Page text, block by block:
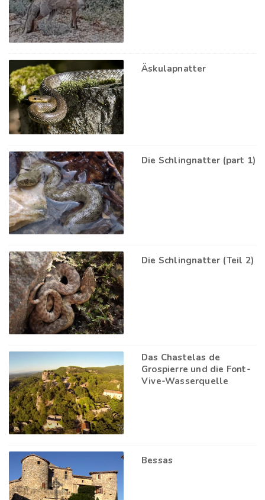
Äskulapnatter
Die Schlingnatter (part 1)
Die Schlingnatter (Teil 2)
Das Chastelas de
Grospierre und die Font-
Vive-Wasserquelle
Bessas